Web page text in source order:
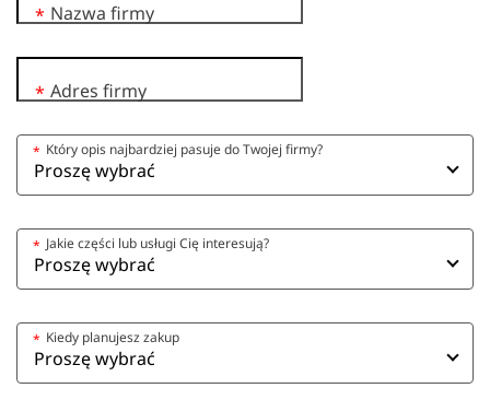
Nazwa firmy
*
Adres firmy
*
Który opis najbardziej pasuje do Twojej firmy?
*
Jakie części lub usługi Cię interesują?
*
Kiedy planujesz zakup
*